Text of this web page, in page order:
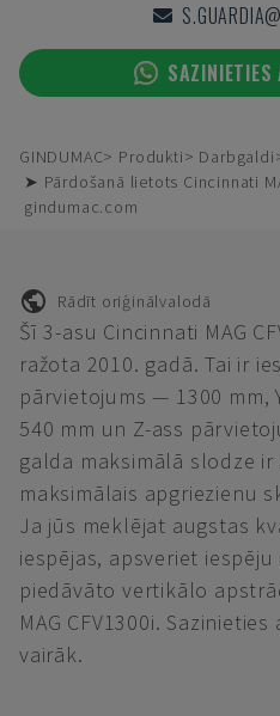
SAZINIETIES
GINDUMAC Produkti
Darbgaldi
➤ Pārdošanā lietots Cincinnati
gindumac.com
Rādīt oriģinālvalodā
Šī 3-asu Cincinnati MAG
ražota 2010. gadā. Tai ir
pārvietojums — 1300 mm,
540 mm un Z-ass
galda maksimālā slodze
maksimālais apgriezienu
Ja jūs meklējat augstas
iespējas, apsveriet
piedāvāto vertikālo
MAG CFV1300i.
vairāk.